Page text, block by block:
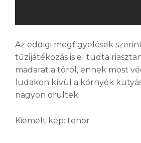
Az eddigi megfigyelések
tűzijátékozás is el tudta
madarat a tóról, ennek most
ludakon kívül a környék
nagyon örültek.
Kiemelt kép: tenor